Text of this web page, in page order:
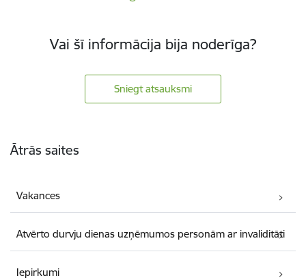
Vai šī informācija bija noderīga?
Sniegt atsauksmi
Ātrās saites
Vakances
Atvērto durvju dienas uzņēmumos personām ar invaliditāti
Iepirkumi